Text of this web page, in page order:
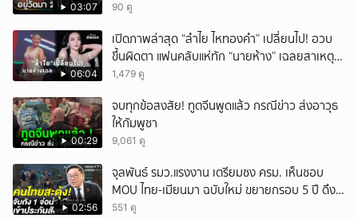
03:07 90 ดู
06:04
เปิดภาพล่าสุด “ลำไย ไหทองคำ” เปลี่ยนไป! อวบ
ขึ้นผิดตา แฟนคลับแห่ทัก “นายห้าง” เฉลยสาเหตุ
ชัด!
1,479 ดู
00:29
จบทุกข้อสงสัย! ทูตจีนพูดแล้ว กรณีข่าว ส่งอาวุธ
ให้กัมพูชา
9,061 ดู
02:56
จุลพันธ์ รมว.แรงงาน เตรียมชง ครม. เห็นชอบ
MOU ไทย-เมียนมา ฉบับใหม่ ขยายกรอบ 5 ปี ดึง
แรงงานเข้าระบบ
551 ดู